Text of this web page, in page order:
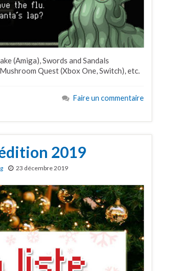
(Amiga), Swords and Sandals
Quest (Xbox One, Switch), etc.
Faire un commentaire
2019
23 décembre 2019